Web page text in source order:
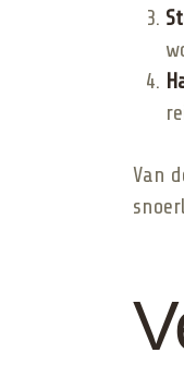
Van